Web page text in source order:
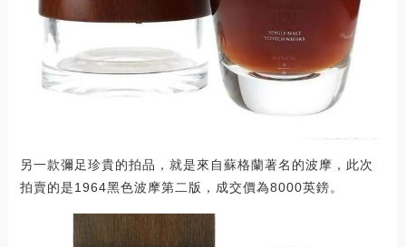
另一款彌足珍貴的拍品，就是來自蘇格蘭著名的波摩，此次
拍賣的是1964黑色波摩第二版，成交價為8000英鎊。